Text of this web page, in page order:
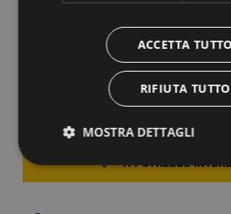
ventaglio di eventi e
protagonista, come il
Carnevale
rievocazione storica dell’arrivo
TI POTREBBE
ACCETTA
RIFIUTA TUTTO
MOSTRA DETTAGLI